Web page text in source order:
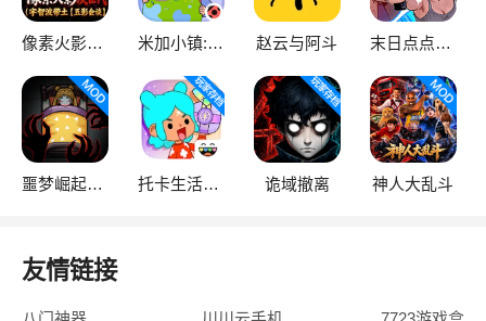
像素火影次世代 米加小镇:世界 赵云与阿斗 末日点点（辅助菜单）
噩梦崛起：生存 托卡生活：世界 诡域撤离 神人大乱斗
友情链接